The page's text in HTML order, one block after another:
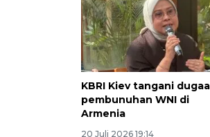
KBRI Kiev tangani
pembunuhan WNI di
Armenia
20 Juli 2026 19:14